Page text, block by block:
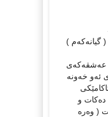
گیانه‌که‌م )
/ عەشقەکەی
ئەو خەونە
دەکات و
( وەرە